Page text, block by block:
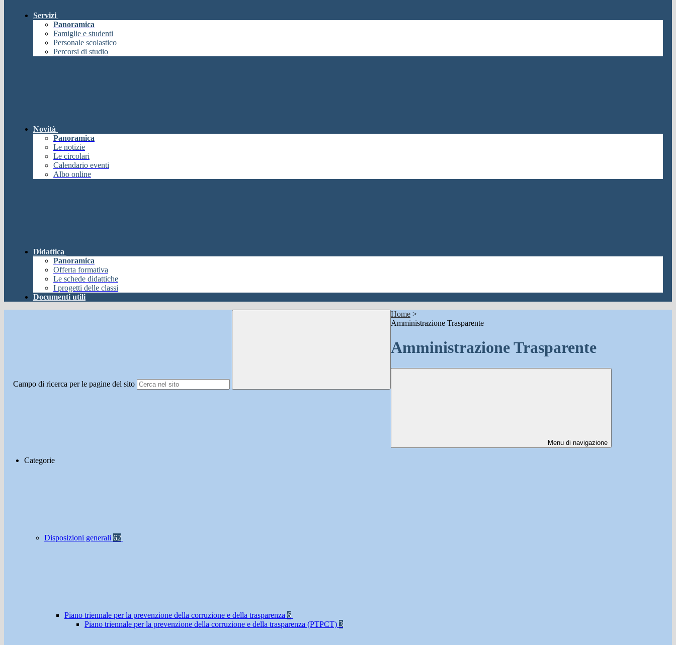
Servizi
Panoramica
Famiglie e studenti
Personale scolastico
Percorsi di studio
Novità
Panoramica
Le notizie
Le circolari
Calendario eventi
Albo online
Didattica
Panoramica
Offerta formativa
Le schede didattiche
I progetti delle classi
Documenti utili
Campo di ricerca per le pagine del sito
Home >
Amministrazione Trasparente
Amministrazione Trasparente
Menu di navigazione
Categorie
Disposizioni generali 62
Piano triennale per la prevenzione della corruzione e della trasparenza 6
Piano triennale per la prevenzione della corruzione e della trasparenza (PTPCT) 3